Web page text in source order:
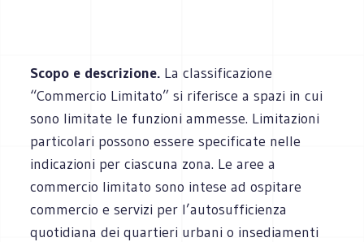
Scopo e descrizione. La classificazione
“Commercio Limitato” si riferisce a spazi in cui
sono limitate le funzioni ammesse. Limitazioni
particolari possono essere specificate nelle
indicazioni per ciascuna zona. Le aree a
commercio limitato sono intese ad ospitare
commercio e servizi per l’autosufficienza
quotidiana dei quartieri urbani o insediamenti